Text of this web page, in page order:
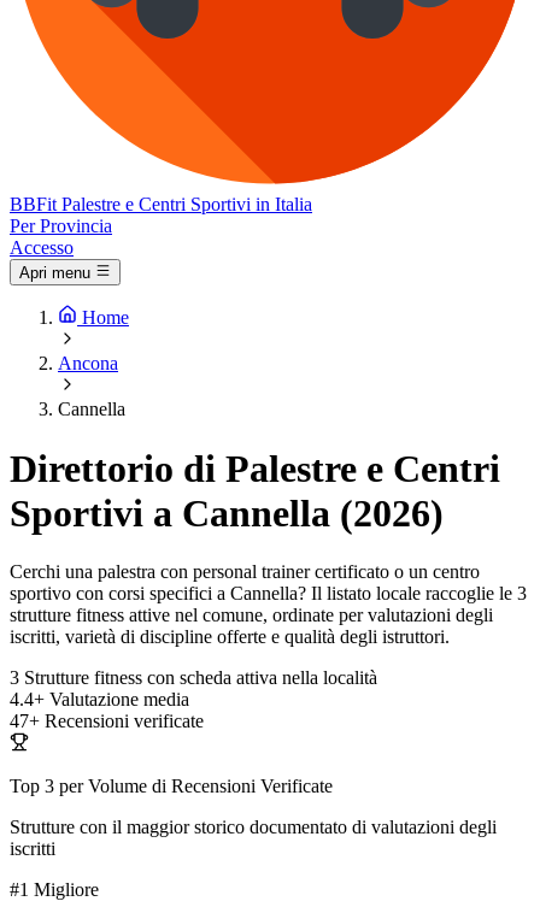
BBFit Palestre e Centri Sportivi in Italia
Per Provincia
Accesso
Apri menu
Home
Ancona
Cannella
Direttorio di Palestre e Centri
Sportivi a Cannella (2026)
Cerchi una palestra con personal trainer certificato o un centro
sportivo con corsi specifici a Cannella? Il listato locale raccoglie le 3
strutture fitness attive nel comune, ordinate per valutazioni degli
iscritti, varietà di discipline offerte e qualità degli istruttori.
3 Strutture fitness con scheda attiva nella località
4.4+ Valutazione media
47+ Recensioni verificate
Top 3 per Volume di Recensioni Verificate
Strutture con il maggior storico documentato di valutazioni degli
iscritti
#1 Migliore